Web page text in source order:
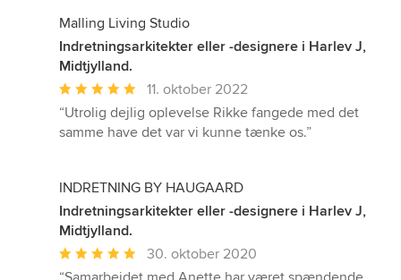
Malling Living Studio
Indretningsarkitekter eller -designere i Harlev J,
Midtjylland.
Gennemsnitlig
bedømmelse:
5
5
stjerner
11. oktober 2022
“Utrolig dejlig oplevelse Rikke fangede med det
samme have det var vi kunne tænke os.”
INDRETNING BY HAUGAARD
Indretningsarkitekter eller -designere i Harlev J,
Midtjylland.
Gennemsnitlig
bedømmelse:
30. oktober 2020